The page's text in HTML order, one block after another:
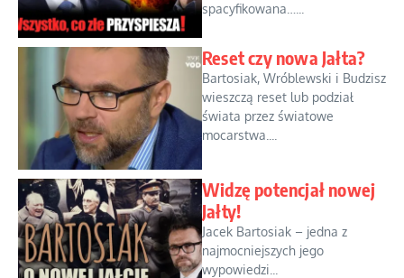
spacyfikowana…...
Reset czy nowa Jałta?
Bartosiak, Wróblewski i Budzisz
wieszczą reset lub podział
świata przez światowe
mocarstwa....
Widzę potencjał nowej
Jałty!
Jacek Bartosiak – jedna z
najmocniejszych jego
wypowiedzi...